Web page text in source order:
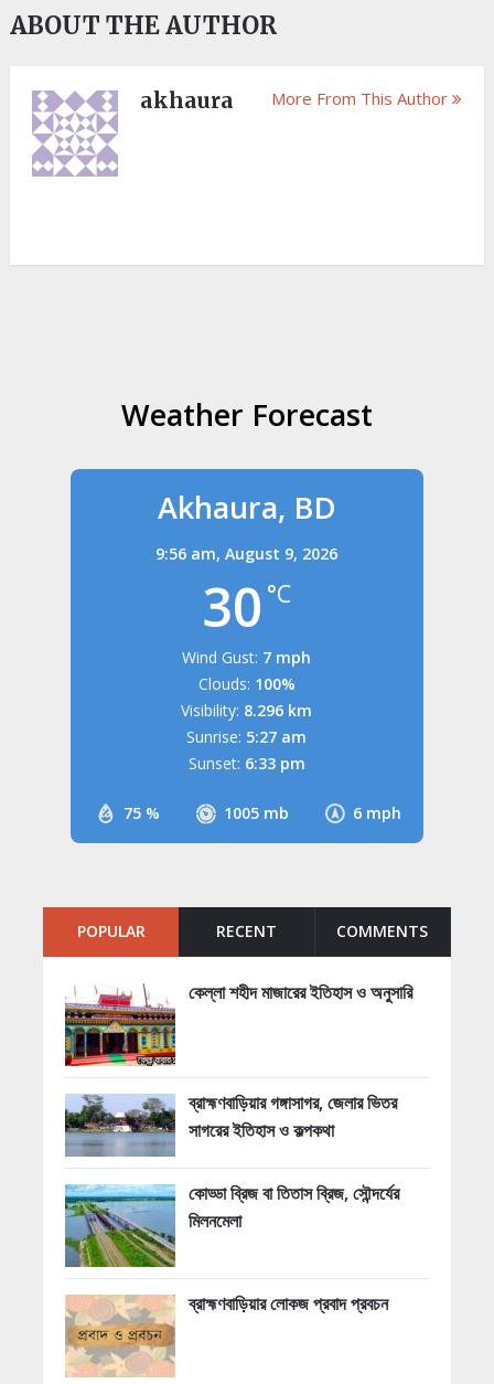
ABOUT THE AUTHOR
akhaura More From This Author
Weather Forecast
Akhaura, BD
9:56 am,August 9, 2026
30 °C
75 % 1005 mb 6 mph
Wind Gust: 7 mph
Clouds: 100%
Visibility: 8.296 km
Sunrise: 5:27 am
Sunset: 6:33 pm
POPULAR RECENT COMMENTS
কেল্লা শহীদ মাজারের ইতিহাস ও অনুসারি
ব্রাহ্মণবাড়িয়ার গঙ্গাসাগর, জেলার ভিতর
সাগরের ইতিহাস ও কল্পকথা
কোড্ডা ব্রিজ বা তিতাস ব্রিজ, সৌন্দর্যের
মিলনমেলা
ব্রাহ্মণবাড়িয়ার লোকজ প্রবাদ প্রবচন